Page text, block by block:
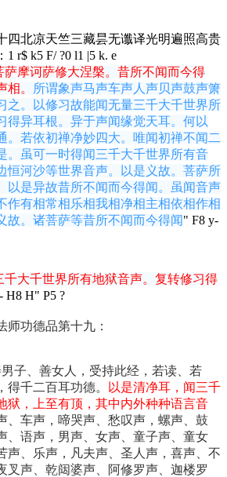
北凉天竺三藏昙无谶译光明遍照高贵
1 r$ k5 F/ ?0 l1 |5 k. e
摩诃萨修大涅槃。昔所不闻而今得
。
所谓象声马声车声人声贝声鼓声箫
之。以修习故能闻无量三千大千世界所
得异耳根。异于声闻缘觉天耳。何以
。若依初禅净妙四大。唯闻初禅不闻二
。虽可一时得闻三千大千世界所有音
恒河沙等世界音声。以是义故。菩萨所
以是异故昔所不闻而今得闻。虽闻音声
作有相常相乐相我相净相主相依相作相
故。诸菩萨等昔所不闻而今得闻" F8 y-
大千世界所有地狱音声。复转修习得
H8 H" P5 ?
功德品第十九：
子、善女人，受持此经，若读、若
千二百耳功德。
以是清净耳，闻三千
狱，上至有顶，其中内外种种语言音
、车声，啼哭声、愁叹声，螺声、鼓
、语声，男声、女声、童子声、童女
声、乐声，凡夫声、圣人声，喜声、不
叉声、乾闼婆声、阿修罗声、迦楼罗